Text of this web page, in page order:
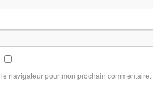
navigateur pour mon prochain commentaire.